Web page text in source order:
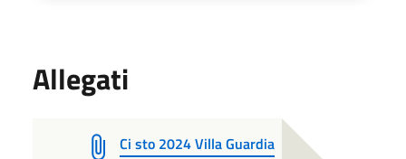
Allegati
Ci sto 2024 Villa Guardia